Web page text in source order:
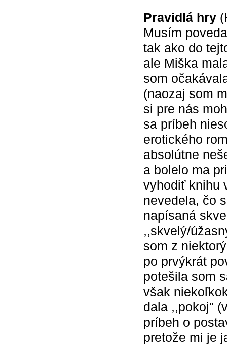
Pravidlá hry
Musím
tak ako do
ale Miška
som
(naozaj som
si pre nás
sa príbeh
erotického
absolútne
a bolelo ma
vyhodiť knihu
nevedela, čo
napísaná
,,skvelý/
som z
po prvýkrát
potešila som
však
dala ,,pokoj"
príbeh o
pretože mi je